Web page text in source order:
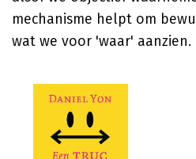
mechanisme helpt om
wat we voor 'waar' aanzien.